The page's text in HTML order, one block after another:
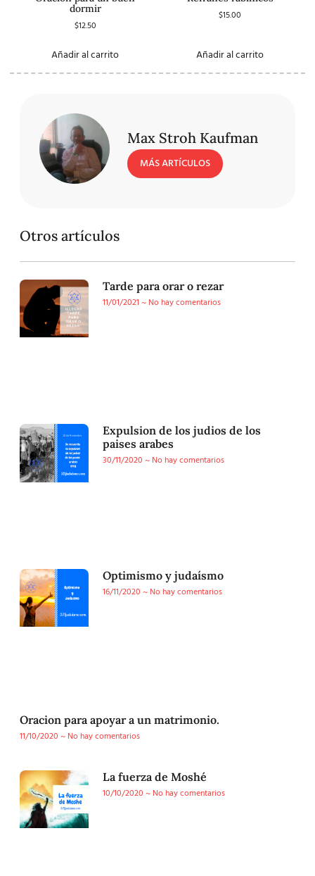
dormir
$12.50
Añadir al carrito
$15.00
Añadir al carrito
Max Stroh Kaufman
MÁS ARTÍCULOS
Otros artículos
Tarde para orar o rezar
11/01/2021
No hay comentarios
Expulsion de los judios de los
paises arabes
30/11/2020
No hay comentarios
Optimismo y judaísmo
16/11/2020
No hay comentarios
Oracion para apoyar a un matrimonio.
11/10/2020
No hay comentarios
La fuerza de Moshé
10/10/2020
No hay comentarios